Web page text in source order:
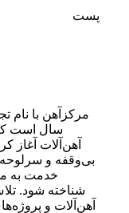
پست
سال است
آهن‌آلات آغاز
بی‌وقفه و
خدمت به
شناخته شود.
آهن‌آلات و